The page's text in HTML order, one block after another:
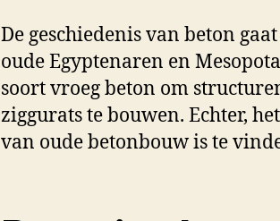
De geschiedenis van beton
oude Egyptenaren en
soort vroeg beton om
ziggurats te bouwen. Echter,
van oude betonbouw is te